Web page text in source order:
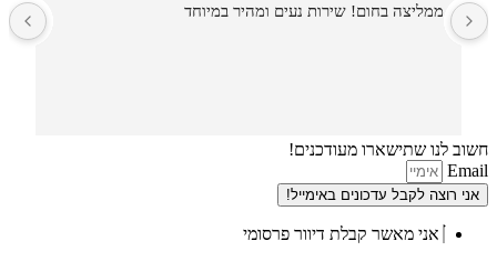
ממליצה בחום! שירות נעים ומהיר במיוחד
חשוב לנו שתישארו מעודכנים!
Email
אני רוצה לקבל עדכונים באימייל!
אני מאשר קבלת דיוור פרסומי